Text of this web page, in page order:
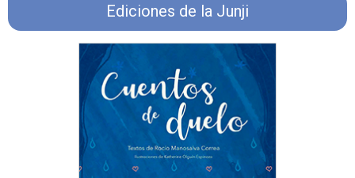
Ediciones de la Junji